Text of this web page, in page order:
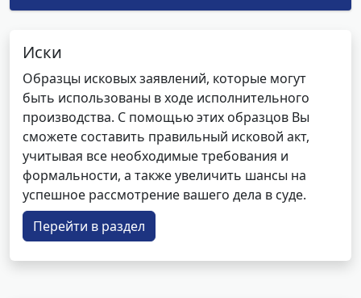
Иски
Образцы исковых заявлений, которые могут
быть использованы в ходе исполнительного
производства. С помощью этих образцов Вы
сможете составить правильный исковой акт,
учитывая все необходимые требования и
формальности, а также увеличить шансы на
успешное рассмотрение вашего дела в суде.
Перейти в раздел